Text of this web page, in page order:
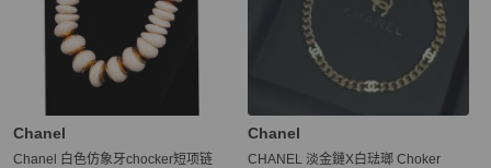
Chanel
Chanel 白色仿象牙chocker短项链
Chanel
CHANEL 淡金鏈X白琺瑯 Choker